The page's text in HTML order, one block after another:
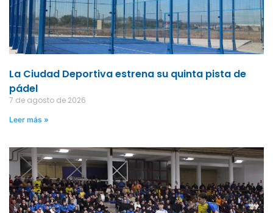
La Ciudad Deportiva estrena su quinta pista de
pádel
7 de agosto de 2026
Leer más »